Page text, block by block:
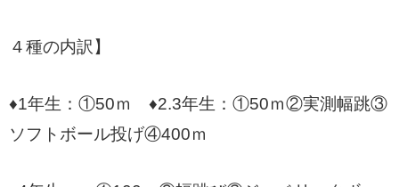
４種の内訳】
♦1年生：①50ｍ ♦2.3年生：①50ｍ②実測幅跳③
ソフトボール投げ④400ｍ